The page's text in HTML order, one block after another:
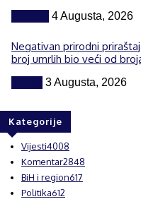
4 Augusta, 2026
Negativan prirodni
broj umrlih bio veći od
3 Augusta, 2026
Kategorije
Vijesti4008
Komentar2848
BiH i region617
Politika612